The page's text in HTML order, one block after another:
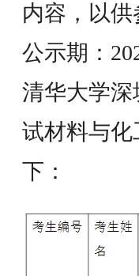
内容，以供
公示期：
清华大学深
试材料与
下：